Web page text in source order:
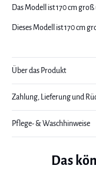
Das Modell ist 170 cm
Dieses Modell ist 170 cm
Über das Produkt
Zahlung, Lieferung und
Pflege- & Waschhinweise
Das